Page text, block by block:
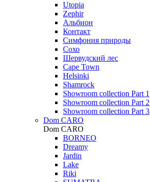
Utopia
Zephir
Альбион
Контакт
Симфония природы
Сохо
Шервудский лес
Cape Town
Helsinki
Shamrock
Showroom collection Part 1
Showroom collection Part 2
Showroom collection Part 3
Dom CARO
Dom CARO
BORNEO
Dreamy
Jardin
Lake
Riki